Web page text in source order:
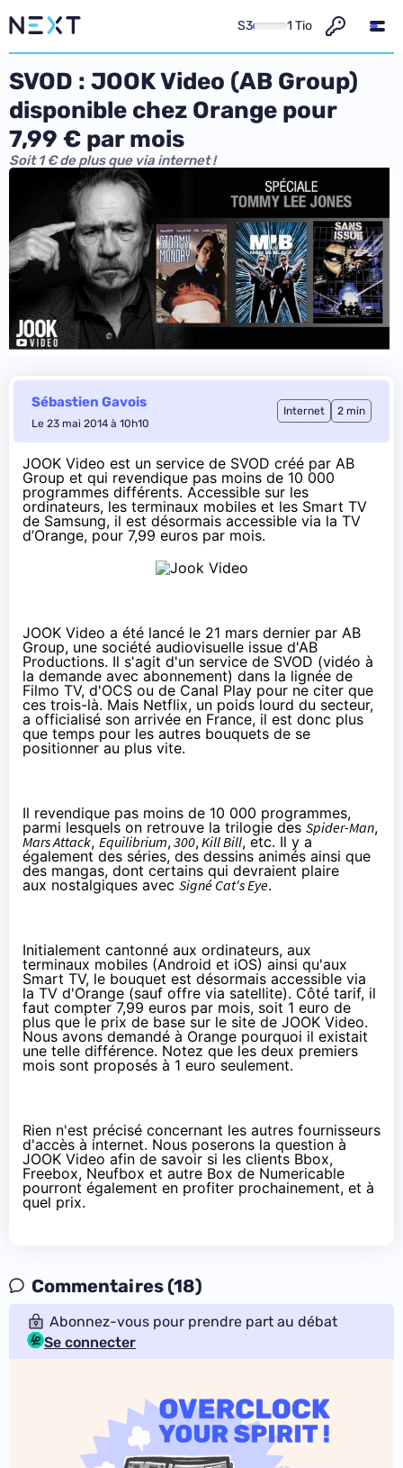
S3 1 Tio
SVOD : JOOK Video (AB Group)
disponible chez Orange pour
7,99 € par mois
Soit 1 € de plus que via internet !
Sébastien Gavois
Le 23 mai 2014 à 10h10
Internet 2 min
JOOK Video est un service de SVOD créé par AB
Group et qui revendique pas moins de 10 000
programmes différents. Accessible sur les
ordinateurs, les terminaux mobiles et les Smart TV
de Samsung, il est désormais accessible via la TV
d’Orange, pour 7,99 euros par mois.
JOOK Video a été lancé le 21 mars dernier par AB
Group, une société audiovisuelle issue d'AB
Productions. Il s'agit d'un service de SVOD (vidéo à
la demande avec abonnement) dans la lignée de
Filmo TV, d'OCS ou de Canal Play pour ne citer que
ces trois-là. Mais Netflix, un poids lourd du secteur,
a officialisé son arrivée en France, il est donc plus
que temps pour les autres bouquets de se
positionner au plus vite.
Il revendique pas moins de 10 000 programmes,
parmi lesquels on retrouve la trilogie des Spider-Man,
Mars Attack, Equilibrium,300,Kill Bill, etc. Il y a
également des séries, des dessins animés ainsi que
des mangas, dont certains qui devraient plaire
aux nostalgiques avec Signé Cat's Eye.
Initialement cantonné aux ordinateurs, aux
terminaux mobiles (Android et iOS) ainsi qu'aux
Smart TV, le bouquet est désormais accessible via
la TV d'Orange (sauf offre via satellite). Côté tarif, il
faut compter 7,99 euros par mois, soit 1 euro de
plus que le prix de base sur le site de JOOK Video.
Nous avons demandé à Orange pourquoi il existait
une telle différence. Notez que les deux premiers
mois sont proposés à 1 euro seulement.
Rien n'est précisé concernant les autres fournisseurs
d'accès à internet. Nous poserons la question à
JOOK Video afin de savoir si les clients Bbox,
Freebox, Neufbox et autre Box de Numericable
pourront également en profiter prochainement, et à
quel prix.
Commentaires (18)
Abonnez-vous pour prendre part au débat
Se connecter